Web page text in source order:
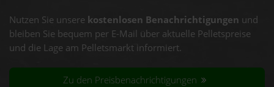
Nutzen Sie unsere kostenlosen Benachrichtigungen und
bleiben Sie bequem per E-Mail über aktuelle Pelletspreise
und die Lage am Pelletsmarkt informiert.
Zu den Preisbenachrichtigungen